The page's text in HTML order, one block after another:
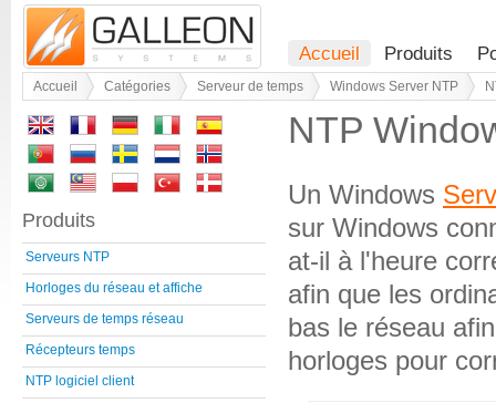
Accueil Produits
Accueil Catégories Serveur de temps Windows Server NTP
NTP
Un Windows
sur Windows
at-il à l'heure
afin que les
bas le réseau
horloges pour
Produits
Serveurs NTP
Horloges du réseau et affiche
Serveurs de temps réseau
Récepteurs temps
NTP logiciel client